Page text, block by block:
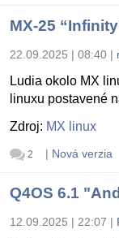
MX-25
22.09.2025 | 08:40 |
Ludia okolo MX
linuxu postavené
Zdroj: MX linux
2 | Nová verzia
Q4OS 6.1
12.09.2025 | 22:07 |